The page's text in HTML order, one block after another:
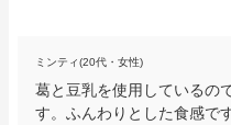
ミンティ(20代・女性)
葛と豆乳を使用しているの
す。ふんわりとした食感で